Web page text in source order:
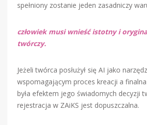
spełniony zostanie jeden zasadniczy
człowiek musi wnieść istotny i
twórczy.
Jeżeli twórca posłużył się AI jako
wspomagającym proces kreacji a
była efektem jego świadomych decyzji
rejestracja w ZAiKS jest dopuszczalna.